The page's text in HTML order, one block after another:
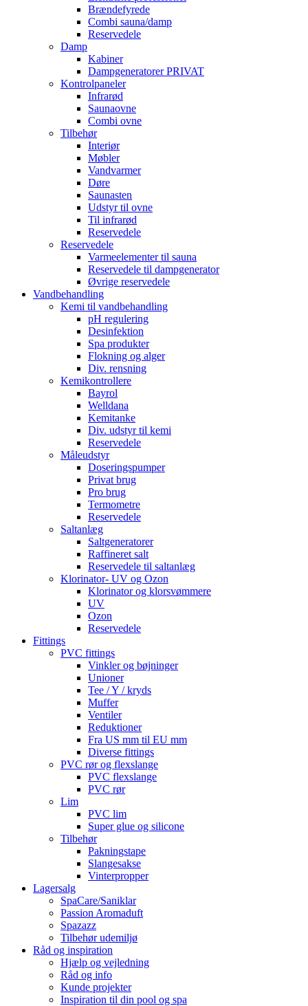
Brændefyrede
Combi sauna/damp
Reservedele
Damp
Kabiner
Dampgeneratorer PRIVAT
Kontrolpaneler
Infrarød
Saunaovne
Combi ovne
Tilbehør
Interiør
Møbler
Vandvarmer
Døre
Saunasten
Udstyr til ovne
Til infrarød
Reservedele
Reservedele
Varmeelementer til sauna
Reservedele til dampgenerator
Øvrige reservedele
Vandbehandling
Kemi til vandbehandling
pH regulering
Desinfektion
Spa produkter
Flokning og alger
Div. rensning
Kemikontrollere
Bayrol
Welldana
Kemitanke
Div. udstyr til kemi
Reservedele
Måleudstyr
Doseringspumper
Privat brug
Pro brug
Termometre
Reservedele
Saltanlæg
Saltgeneratorer
Raffineret salt
Reservedele til saltanlæg
Klorinator- UV og Ozon
Klorinator og klorsvømmere
UV
Ozon
Reservedele
Fittings
PVC fittings
Vinkler og bøjninger
Unioner
Tee / Y / kryds
Muffer
Ventiler
Reduktioner
Fra US mm til EU mm
Diverse fittings
PVC rør og flexslange
PVC flexslange
PVC rør
Lim
PVC lim
Super glue og silicone
Tilbehør
Pakningstape
Slangesakse
Vinterpropper
Lagersalg
SpaCare/Saniklar
Passion Aromaduft
Spazazz
Tilbehør udemiljø
Råd og inspiration
Hjælp og vejledning
Råd og info
Kunde projekter
Inspiration til din pool og spa